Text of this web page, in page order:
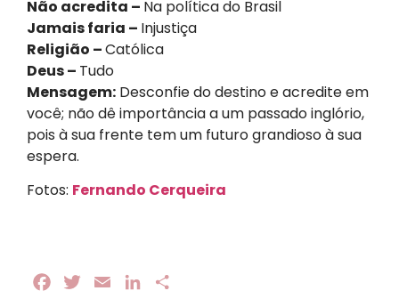
Não acredita – Na política do Brasil
Jamais faria – Injustiça
Religião –Católica
Deus – Tudo
Mensagem: Desconfie do destino e acredite em
você; não dê importância a um passado inglório,
pois à sua frente tem um futuro grandioso à sua
espera.
Fotos: Fernando Cerqueira
FacebookTwitterEmail LinkedIn